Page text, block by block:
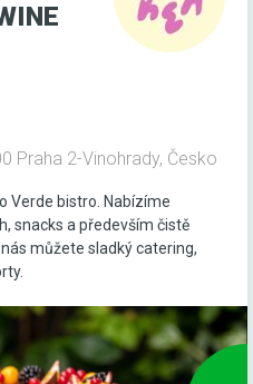
Praha 2-Vinohrady, Česko
Verde bistro. Nabízíme
snacks a především čistě
můžete sladký catering,